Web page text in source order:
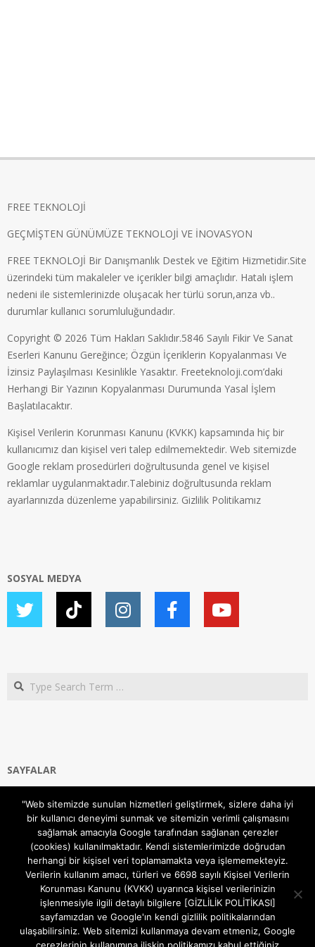
FREE TEKNOLOJİ
GEÇMİŞTEN GÜNÜMÜZE TEKNOLOJİ VE İNOVASYON
FREE TEKNOLOJİ Bir Danışmanlık Destek ve Eğitim Hizmetidir.Site
üzerindeki tüm makaleler ve içerikler bilgi amaçlıdır. Hatalı işlem
nedeni ile sistemlerinizde oluşacak her türlü sorun,arıza vb..
durumlar kullanıcı sorumluluğundadır.
Copyright © 2026 Tüm Hakları Saklıdır.5846 Sayılı Fikir Ve Sanat
Eserleri Kanunu Gereğince; Özgün İçeriklerin Kopyalanması Ve
İzinsiz Paylaşılması Kesinlikle Yasaktır. Freeteknoloji.com’daki
Herhangi Bir Yazının Kopyalanması Durumunda Yasal İşlem
Başlatılacaktır.
Kişisel Verilerin Korunması Kanunu (KVKK) kapsamında hiç bir
kullanıcımız dan kişisel veri talep edilmemektedir. Web sitemizde
Google reklam prosedürleri doğrultusunda genel ve kişisel
reklamlar uygulanmaktadır.Talebiniz doğrultusunda reklam
ayarlarınızda düzenleme yapabilirsiniz. Gizlilik Politikamız
SOSYAL MEDYA
Search
SAYFALAR
Gizlilik ve Çerezler (Cookies) Politikası
Hakkımızda
İletişim Kanalları
MODEM KURULUM
TEKNİK DESTEK
TELEVİZYON SİSTEMLERİ
"Web sitemizde sunulan hizmetleri geliştirmek, sizlere daha iyi
bir kullanıcı deneyimi sunmak ve sitemizin verimli çalışmasını
sağlamak amacıyla Google tarafından sağlanan çerezler
(cookies) kullanılmaktadır. Kendi sistemlerimizde doğrudan
herhangi bir kişisel veri toplamamakta veya işlememekteyiz.
Verilerin kullanım amacı, türleri ve 6698 sayılı Kişisel Verilerin
Korunması Kanunu (KVKK) uyarınca kişisel verilerinizin
işlenmesiyle ilgili detaylı bilgilere [GİZLİLİK POLİTİKASI]
sayfamızdan ve Google'ın kendi gizlilik politikalarından
ulaşabilirsiniz. Web sitemizi kullanmaya devam etmeniz, Google